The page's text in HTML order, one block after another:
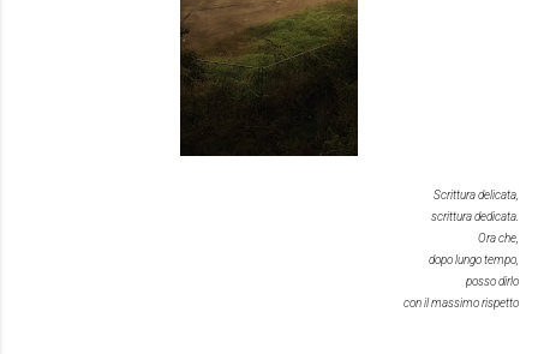
Scrittura delicata,
scrittura dedicata.
Ora che,
dopo lungo tempo,
posso dirlo
con il massimo rispetto